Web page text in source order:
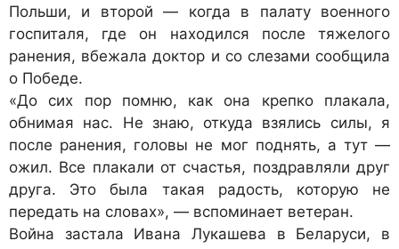
Польши, и второй — когда в палату военного
госпиталя, где он находился после тяжелого
ранения, вбежала доктор и со слезами сообщила
о Победе.
«До сих пор помню, как она крепко плакала,
обнимая нас. Не знаю, откуда взялись силы, я
после ранения, головы не мог поднять, а тут —
ожил. Все плакали от счастья, поздравляли друг
друга. Это была такая радость, которую не
передать на словах», — вспоминает ветеран.
Война застала Ивана Лукашева в Беларуси, в